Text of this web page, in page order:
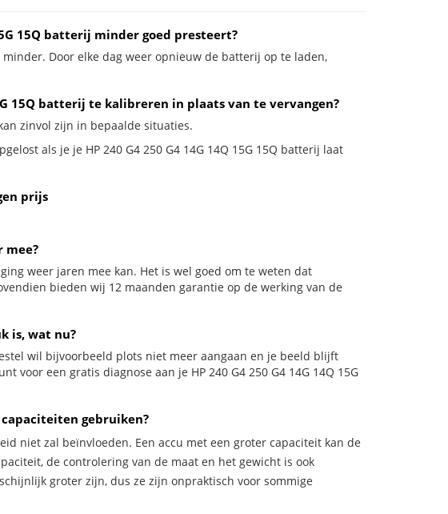
15Q batterij minder goed presteert?
Door elke dag weer opnieuw de batterij op te laden,
15Q batterij te kalibreren in plaats van te vervangen?
zinvol zijn in bepaalde situaties.
als je je HP 240 G4 250 G4 14G 14Q 15G 15Q batterij laat
prijs
mee?
weer jaren mee kan. Het is wel goed om te weten dat
bieden wij 12 maanden garantie op de werking van de
is, wat nu?
wil bijvoorbeeld plots niet meer aangaan en je beeld blijft
voor een gratis diagnose aan je HP 240 G4 250 G4 14G 14Q 15G
capaciteiten gebruiken?
niet zal beïnvloeden. Een accu met een groter capaciteit kan de
de controlering van de maat en het gewicht is ook
groter zijn, dus ze zijn onpraktisch voor sommige